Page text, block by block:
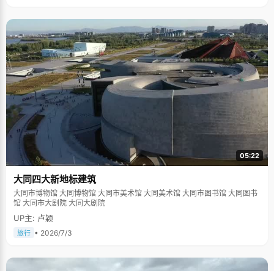
05:22
大同四大新地标建筑
大同市博物馆 大同博物馆 大同市美术馆 大同美术馆 大同市图书馆 大同图书
馆 大同市大剧院 大同大剧院
UP主: 卢颖
旅行 • 2026/7/3